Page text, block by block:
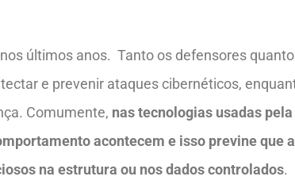
últimos anos. Tanto os defensores
e prevenir ataques cibernéticos,
Comumente, nas tecnologias usadas
acontecem e isso previne que
na estrutura ou nos dados controlados.